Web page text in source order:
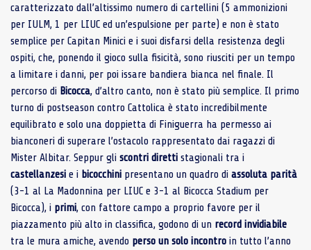
caratterizzato dall’altissimo numero di cartellini (5 ammonizioni
per IULM, 1 per LIUC ed un’espulsione per parte) e non è stato
semplice per Capitan Minici e i suoi disfarsi della resistenza degli
ospiti, che, ponendo il gioco sulla fisicità, sono riusciti per un tempo
a limitare i danni, per poi issare bandiera bianca nel finale. Il
percorso di Bicocca, d’altro canto, non è stato più semplice. Il primo
turno di postseason contro Cattolica è stato incredibilmente
equilibrato e solo una doppietta di Finiguerra ha permesso ai
bianconeri di superare l’ostacolo rappresentato dai ragazzi di
Mister Albitar. Seppur gli scontri diretti stagionali tra i
castellanzesi e i bicocchini presentano un quadro di assoluta parità
(3-1 al La Madonnina per LIUC e 3-1 al Bicocca Stadium per
Bicocca), i primi, con fattore campo a proprio favore per il
piazzamento più alto in classifica, godono di un record invidiabile
tra le mura amiche, avendo perso un solo incontro in tutto l’anno